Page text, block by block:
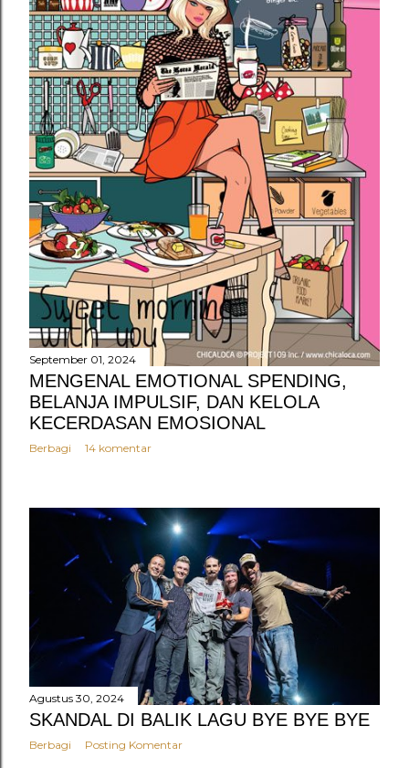
September 01, 2024
MENGENAL EMOTIONAL SPENDING,
BELANJA IMPULSIF, DAN KELOLA
KECERDASAN EMOSIONAL
Berbagi 14 komentar
Agustus 30, 2024
SKANDAL DI BALIK LAGU BYE BYE BYE
Berbagi Posting Komentar